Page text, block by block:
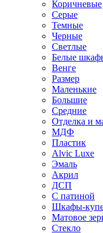
Коричневые
Серые
Темные
Черные
Светлые
Белые
Венге
Размер
Маленькие
Большие
Средние
Отделка и
МДФ
Пластик
Alvic Luxe
Эмаль
Акрил
ДСП
С патиной
Шкафы-купе
Матовое
Стекло